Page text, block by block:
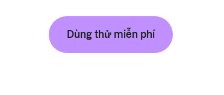
Dùng thử miễn phí